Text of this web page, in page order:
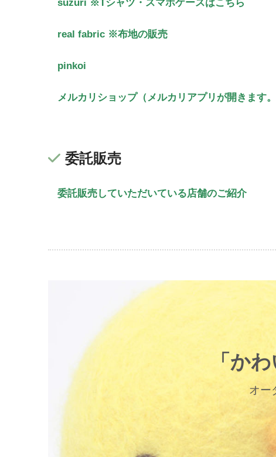
suzuri ※Tシャツ・スマホケースはこちら
real fabric ※布地の販売
pinkoi
メルカリショップ（メルカリアプリが開きます。
委託販売
委託販売していただいている店舗のご紹介
「か
オー